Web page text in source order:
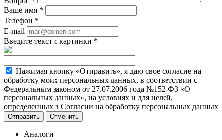
Ваше имя *
Телефон *
E-mail
Введите текст с картинки *
Нажимая кнопку «Отправить», я даю свое согласие на
обработку моих персональных данных, в соответствии с
Федеральным законом от 27.07.2006 года №152-ФЗ «О
персональных данных», на условиях и для целей,
определенных в Согласии на обработку персональных данных
Отменить
Аналоги